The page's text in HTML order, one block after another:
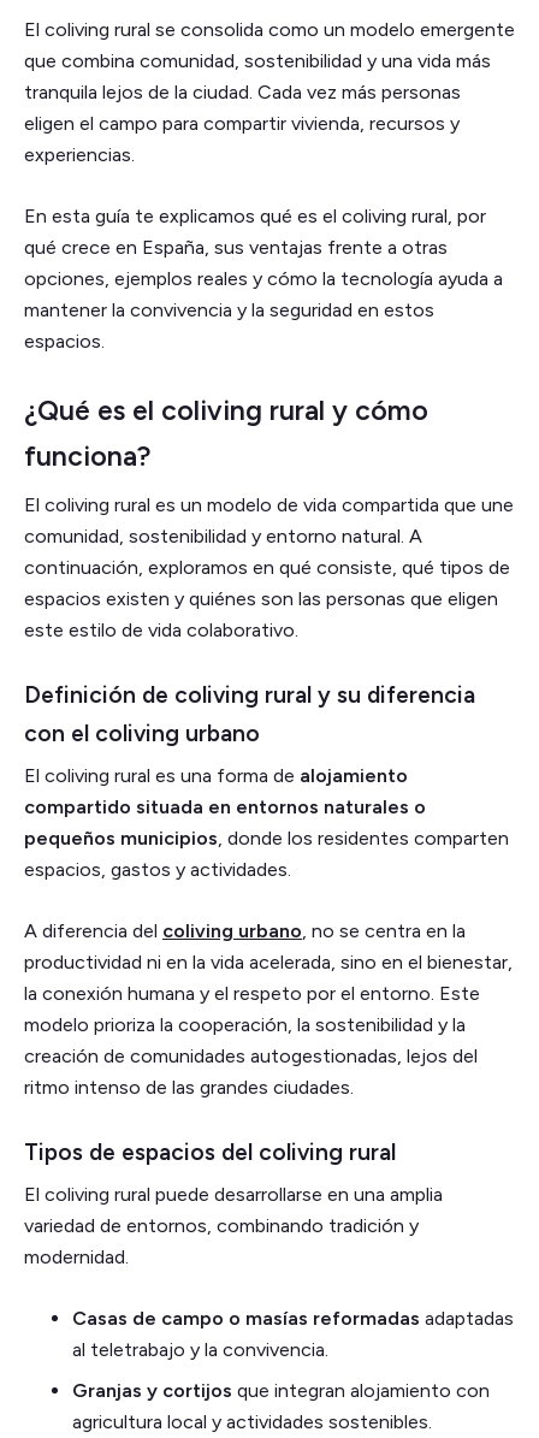
El coliving rural se consolida como un modelo emergente
que combina comunidad, sostenibilidad y una vida más
tranquila lejos de la ciudad. Cada vez más personas
eligen el campo para compartir vivienda, recursos y
experiencias.
En esta guía te explicamos qué es el coliving rural, por
qué crece en España, sus ventajas frente a otras
opciones, ejemplos reales y cómo la tecnología ayuda a
mantener la convivencia y la seguridad en estos
espacios.
¿Qué es el coliving rural y cómo
funciona?
El coliving rural es un modelo de vida compartida que une
comunidad, sostenibilidad y entorno natural. A
continuación, exploramos en qué consiste, qué tipos de
espacios existen y quiénes son las personas que eligen
este estilo de vida colaborativo.
Definición de coliving rural y su diferencia
con el coliving urbano
El coliving rural es una forma de alojamiento
compartido situada en entornos naturales o
pequeños municipios, donde los residentes comparten
espacios, gastos y actividades.
A diferencia del coliving urbano, no se centra en la
productividad ni en la vida acelerada, sino en el bienestar,
la conexión humana y el respeto por el entorno. Este
modelo prioriza la cooperación, la sostenibilidad y la
creación de comunidades autogestionadas, lejos del
ritmo intenso de las grandes ciudades.
Tipos de espacios del coliving rural
El coliving rural puede desarrollarse en una amplia
variedad de entornos, combinando tradición y
modernidad.
Casas de campo o masías reformadas adaptadas
al teletrabajo y la convivencia.
Granjas y cortijos que integran alojamiento con
agricultura local y actividades sostenibles.